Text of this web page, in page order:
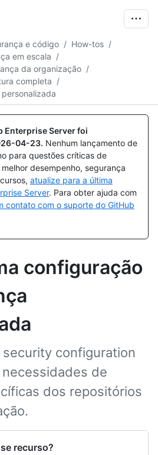
e código / How-tos /
em escala /
da organização /
completa /
Enterprise Server foi
04-23. Nenhum lançamento de
para questões críticas de
desempenho, segurança
atualize para a última
Server. Para obter ajuda com
contato com o suporte do GitHub
configuração
configuration
de
dos repositórios
recurso?